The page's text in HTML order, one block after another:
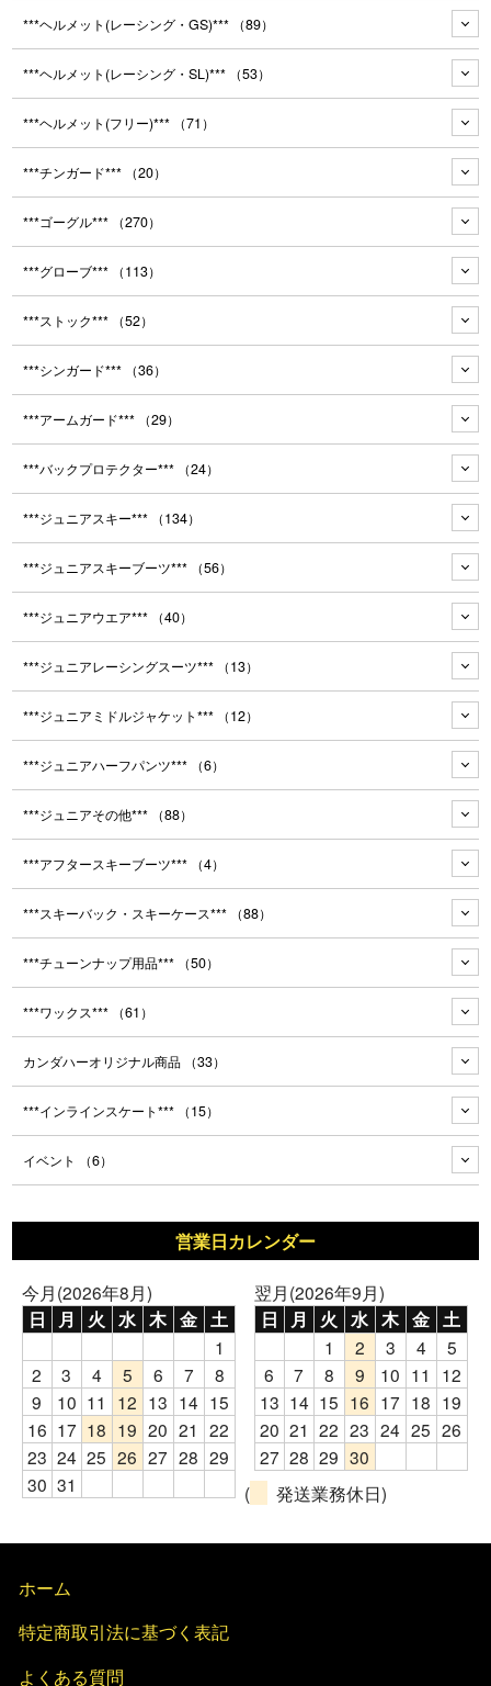
***ヘルメット(レーシング・GS)*** （89）
***ヘルメット(レーシング・SL)*** （53）
***ヘルメット(フリー)*** （71）
***チンガード*** （20）
***ゴーグル*** （270）
***グローブ*** （113）
***ストック*** （52）
***シンガード*** （36）
***アームガード*** （29）
***バックプロテクター*** （24）
***ジュニアスキー*** （134）
***ジュニアスキーブーツ*** （56）
***ジュニアウエア*** （40）
***ジュニアレーシングスーツ*** （13）
***ジュニアミドルジャケット*** （12）
***ジュニアハーフパンツ*** （6）
***ジュニアその他*** （88）
***アフタースキーブーツ*** （4）
***スキーバック・スキーケース*** （88）
***チューンナップ用品*** （50）
***ワックス*** （61）
カンダハーオリジナル商品 （33）
***インラインスケート*** （15）
イベント （6）
営業日カレンダー
今月(2026年8月)
日 月 火 水 木 金 土
1
2
3 4 5 6 7
8
9
10 11 12 13 14 15
16 17 18 19 20 21 22
23 24 25 26 27 28 29
30 31
翌月(2026年9月)
日 月 火 水 木 金 土
1 2 3 4
5
6
7 8 9 10 11
12
13 14 15 16 17 18 19
20 21 22 23 24 25 26
27 28 29 30
(
発送業務休日)
ホーム
特定商取引法に基づく表記
よくある質問